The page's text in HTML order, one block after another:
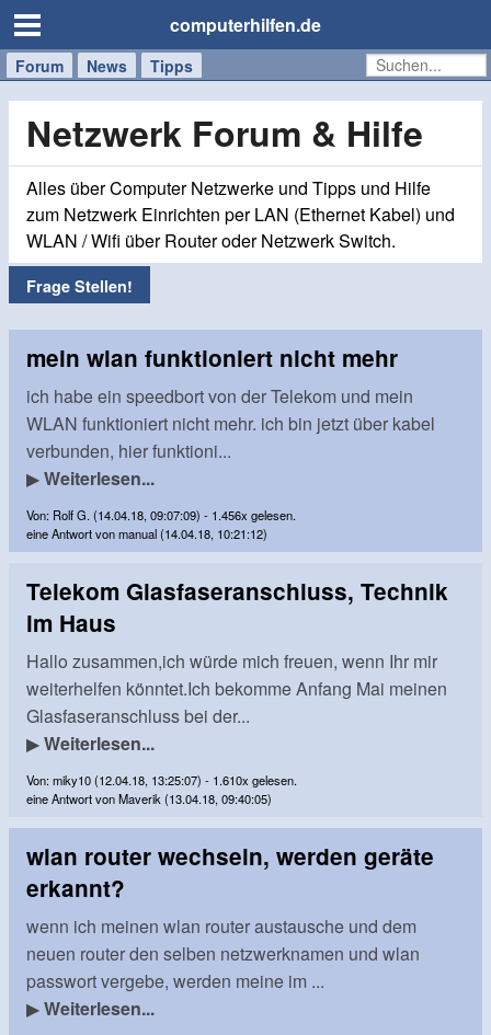
computerhilfen.de
Forum News Tipps
Handy
Windows
Mac
Netzwerk Forum & Hilfe
Alles über Computer Netzwerke und Tipps und Hilfe
zum Netzwerk Einrichten per LAN (Ethernet Kabel) und
WLAN / Wifi über Router oder Netzwerk Switch.
Frage Stellen!
mein wlan funktioniert nicht mehr
ich habe ein speedbort von der Telekom und mein
WLAN funktioniert nicht mehr. ich bin jetzt über kabel
verbunden, hier funktioni...
▶Weiterlesen...
Von: Rolf G. (14.04.18, 09:07:09) - 1.456x gelesen.
eine Antwort von manual (14.04.18, 10:21:12)
Telekom Glasfaseranschluss, Technik
im Haus
Hallo zusammen,ich würde mich freuen, wenn Ihr mir
weiterhelfen könntet.Ich bekomme Anfang Mai meinen
Glasfaseranschluss bei der...
▶Weiterlesen...
Von: miky10 (12.04.18, 13:25:07) - 1.610x gelesen.
eine Antwort von Maverik (13.04.18, 09:40:05)
wlan router wechseln, werden geräte
erkannt?
wenn ich meinen wlan router austausche und dem
neuen router den selben netzwerknamen und wlan
passwort vergebe, werden meine im ...
▶Weiterlesen...